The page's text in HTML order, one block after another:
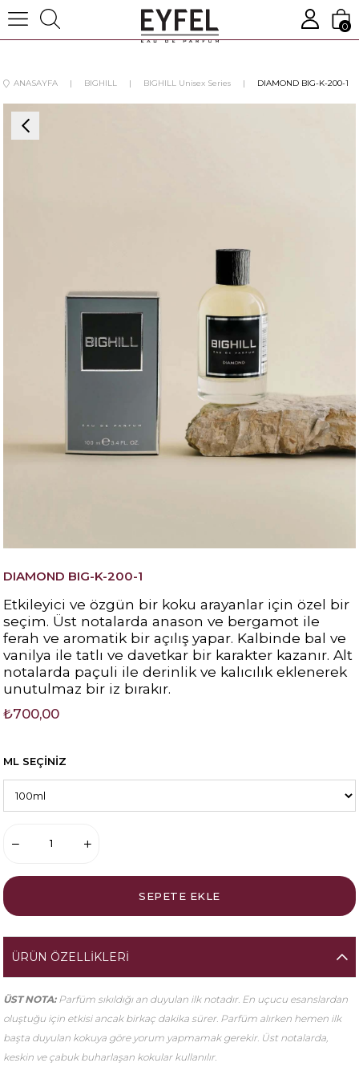
0
ANASAYFA BIGHILL BIGHILL Unisex Series DIAMOND BIG-K-200-1
DIAMOND BIG-K-200-1
Etkileyici ve özgün bir koku arayanlar için özel bir
seçim. Üst notalarda anason ve bergamot ile
ferah ve aromatik bir açılış yapar. Kalbinde bal ve
vanilya ile tatlı ve davetkar bir karakter kazanır. Alt
notalarda paçuli ile derinlik ve kalıcılık eklenerek
unutulmaz bir iz bırakır.
₺700,00
ML SEÇİNİZ
ÜRÜN ÖZELLIKLERI
ÜST NOTA:Parfüm sıkıldığı an duyulan ilk notadır. En uçucu esanslardan
oluştuğu için etkisi ancak birkaç dakika sürer. Parfüm alırken hemen ilk
başta duyulan kokuya göre yorum yapmamak gerekir. Üst notalarda,
keskin ve çabuk buharlaşan kokular kullanılır.